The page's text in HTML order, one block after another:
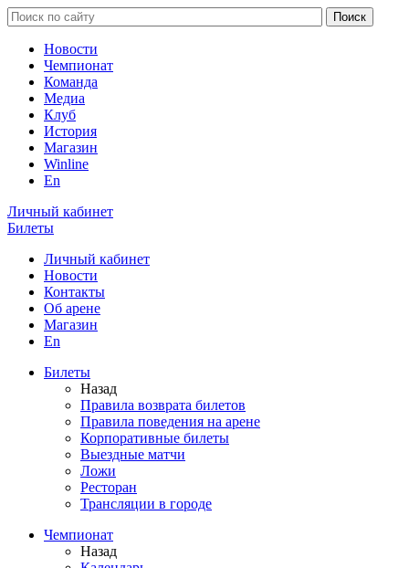
Новости
Чемпионат
Команда
Медиа
Клуб
История
Магазин
Winline
En
Личный кабинет
Билеты
Личный кабинет
Новости
Контакты
Об арене
Магазин
En
Билеты
Назад
Правила возврата билетов
Правила поведения на арене
Корпоративные билеты
Выездные матчи
Ложи
Ресторан
Трансляции в городе
Чемпионат
Назад